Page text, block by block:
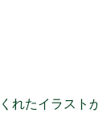
れたイラスト